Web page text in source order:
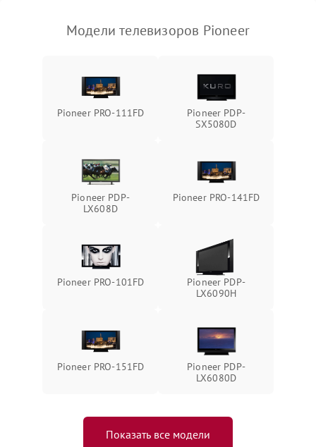
Модели телевизоров Pioneer
Pioneer PRO-111FD
Pioneer PDP-
SX5080D
Pioneer PDP-
LX608D
Pioneer PRO-141FD
Pioneer PRO-101FD
Pioneer PDP-
LX6090H
Pioneer PRO-151FD
Pioneer PDP-
LX6080D
Показать все модели